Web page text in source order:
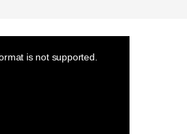
is not supported.